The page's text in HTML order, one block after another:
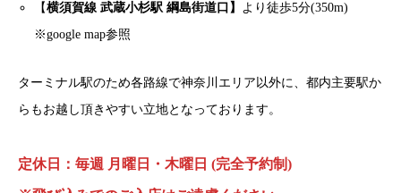
【横須賀線 武蔵小杉駅 綱島街道口】 より徒歩5分(350m)
※google map参照
ターミナル駅のため各路線で神奈川エリア以外に、都内主要駅か
らもお越し頂きやすい立地となっております。
定休日：毎週 月曜日・木曜日 (完全予約制)